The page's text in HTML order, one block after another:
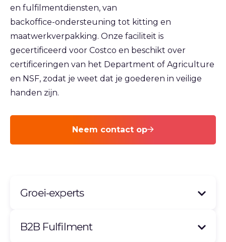
en fulfilmentdiensten, van
backoffice‑ondersteuning tot kitting en
maatwerkverpakking. Onze faciliteit is
gecertificeerd voor Costco en beschikt over
certificeringen van het Department of Agriculture
en NSF, zodat je weet dat je goederen in veilige
handen zijn.
Neem contact op
Groei-experts
B2B Fulfilment